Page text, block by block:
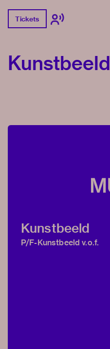
Tickets
Kunstbeeld
Kunstbeeld
P/F-Kunstbeeld v.o.f.